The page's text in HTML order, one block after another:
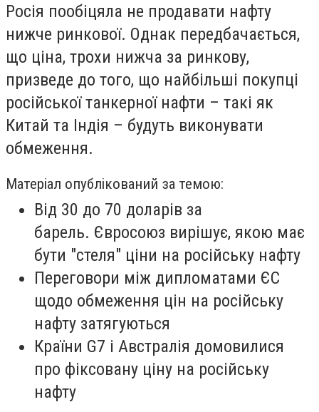
Росія пообіцяла не продавати нафту
нижче ринкової. Однак передбачається,
що ціна, трохи нижча за ринкову,
призведе до того, що найбільші покупці
російської танкерної нафти – такі як
Китай та Індія – будуть виконувати
обмеження.
Матеріал опублікований за темою:
Від 30 до 70 доларів за
барель. Євросоюз вирішує, якою має
бути "стеля" ціни на російську нафту
Переговори між дипломатами ЄС
щодо обмеження цін на російську
нафту затягуються
Країни G7 і Австралія домовилися
про фіксовану ціну на російську
нафту